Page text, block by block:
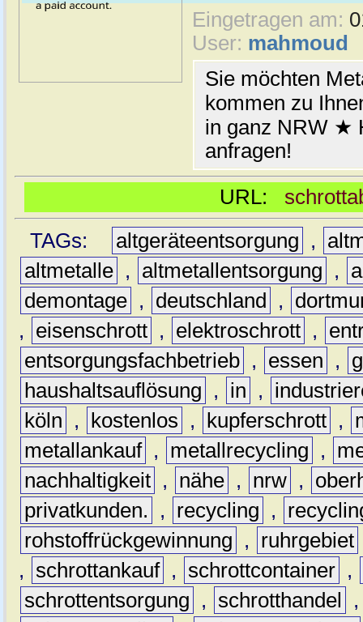
Eingetragen am:
User: mahmoud
Sie möchten
kommen zu
in ganz NRW ★
anfragen!
URL:
TAGs:
altgeräteentsorgung ,
altmetalle , altmetallentsorgung ,
demontage , deutschland ,
,
eisenschrott , elektroschrott ,
entsorgungsfachbetrieb , essen ,
haushaltsauflösung
, in ,
köln
, kostenlos , kupferschrott ,
metallankauf , metallrecycling ,
nachhaltigkeit , nähe , nrw ,
privatkunden.
, recycling ,
rohstoffrückgewinnung
, ruhrgebiet
,
schrottankauf , schrottcontainer ,
schrottentsorgung
, schrotthandel